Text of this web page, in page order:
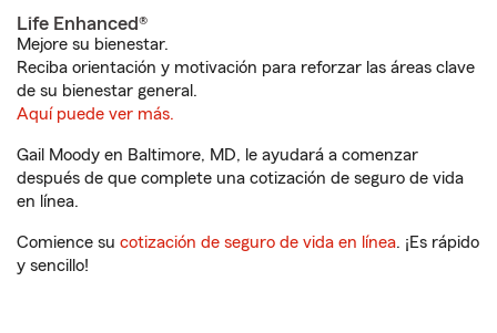
Life Enhanced®
Mejore su bienestar.
Reciba orientación y motivación para reforzar las áreas clave
de su bienestar general.
Aquí puede ver más.
Gail Moody en Baltimore, MD, le ayudará a comenzar
después de que complete una cotización de seguro de vida
en línea.
Comience su cotización de seguro de vida en línea. ¡Es rápido
y sencillo!